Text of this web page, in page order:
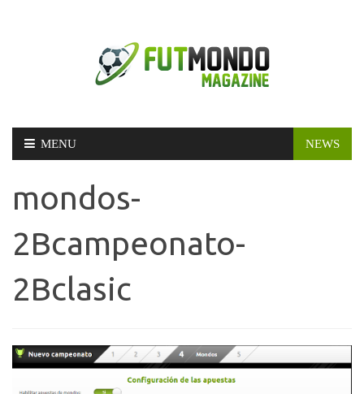
Skip
MENU NEWS
mondos-
2Bcampeonato-
2Bclasic